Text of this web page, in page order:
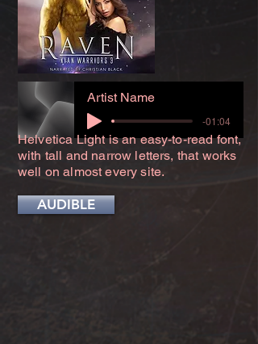
Artist Name
-01:04
Helvetica Light is an easy-to-read font,
with tall and narrow letters, that works
well on almost every site.
AUDIBLE